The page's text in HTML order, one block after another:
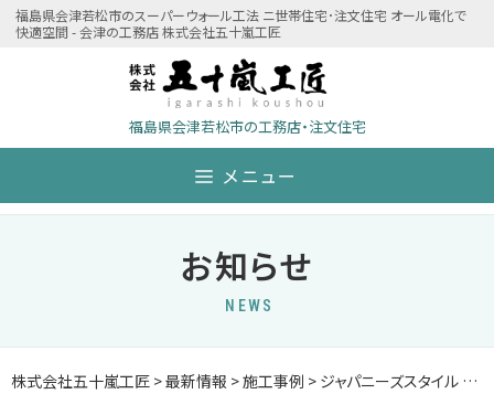
Skip福島県会津若松市のスーパーウォール工法 ニ世帯住宅･注文住宅 オール電化で
快適空間 - 会津の工務店 株式会社五十嵐工匠
福島県会津若松市の工務店・注文住宅
メニュー
お知らせ
NEWS
株式会社五十嵐工匠 >最新情報 >施工事例 > ジャパニーズスタイル